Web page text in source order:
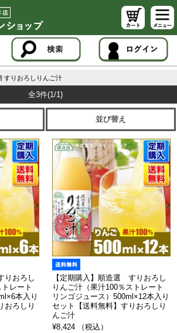
すりおろしりんご汁
全3件(1/1)
並び替え
りおろし
レート
本入り
おろしり
【定期購入】順造選 すりおろし
りんご汁（果汁100％ストレート
リンゴジュース）500ml×12本入り
セット【送料無料】すりおろしり
んご汁
¥8,424 （税込）